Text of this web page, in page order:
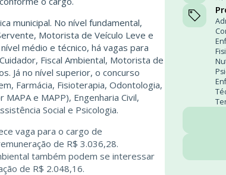
municipal. No nível fundamental,
Motorista de Veículo Leve e
médio e técnico, há vagas para
Fiscal Ambiental, Motorista de
Já no nível superior, o concurso
Farmácia, Fisioterapia, Odontologia,
e MAPP), Engenharia Civil,
Social e Psicologia.
vaga para o cargo de
de R$ 3.036,28.
também podem se interessar
de R$ 2.048,16.